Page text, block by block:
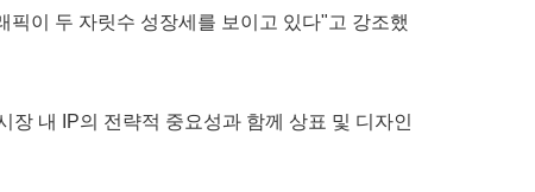
이 두 자릿수 성장세를 보이고 있다"고 강조했
내 IP의 전략적 중요성과 함께 상표 및 디자인